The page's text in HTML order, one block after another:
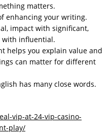
matters.
enhancing your writing.
impact with significant,
with influential.
helps you explain value and
can matter for different
has many close words.
vip-at-24-vip-casino-
play/